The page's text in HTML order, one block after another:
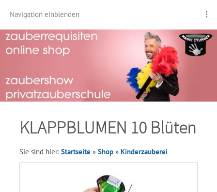
Navigation einblenden
KLAPPBLUMEN 10 Blüten
Sie sind hier: Startseite » Shop » Kinderzauberei